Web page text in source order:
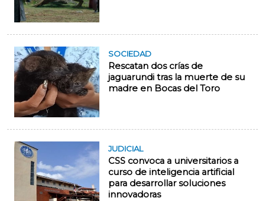
SOCIEDAD
Rescatan dos crías de
jaguarundi tras la muerte de su
madre en Bocas del Toro
JUDICIAL
CSS convoca a universitarios a
curso de inteligencia artificial
para desarrollar soluciones
innovadoras